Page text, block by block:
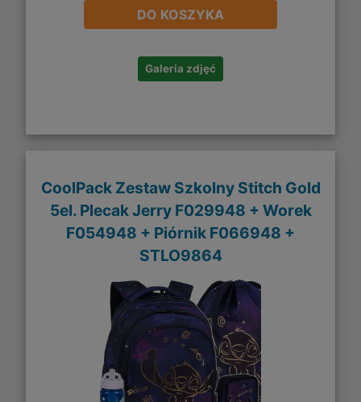
DO KOSZYKA
Galeria zdjęć
CoolPack Zestaw Szkolny Stitch Gold
5el. Plecak Jerry F029948 + Worek
F054948 + Piórnik F066948 +
STLO9864